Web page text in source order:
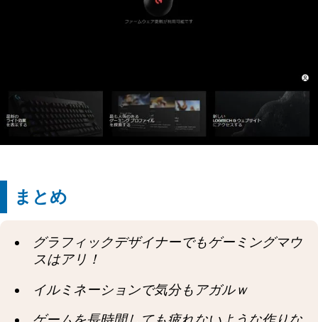
まとめ
グラフィックデザイナーでもゲーミングマウ
スはアリ！
イルミネーションで気分もアガルｗ